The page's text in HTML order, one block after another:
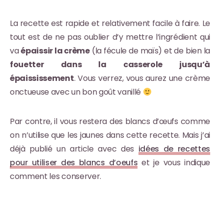
La recette est rapide et relativement facile à faire. Le
tout est de ne pas oublier d’y mettre l’ingrédient qui
vaépaissir la crème(la fécule de maïs) et de bien la
fouetter dans la casserole jusqu’à
épaississement. Vous verrez, vous aurez une crème
onctueuse avec un bon goût vanillé
Par contre, il vous restera des blancs d’œufs comme
on n’utilise que les jaunes dans cette recette. Mais j’ai
déjà publié un article avec des idées de recettes
pour utiliser des blancs d’oeufs et je vous indique
comment les conserver.